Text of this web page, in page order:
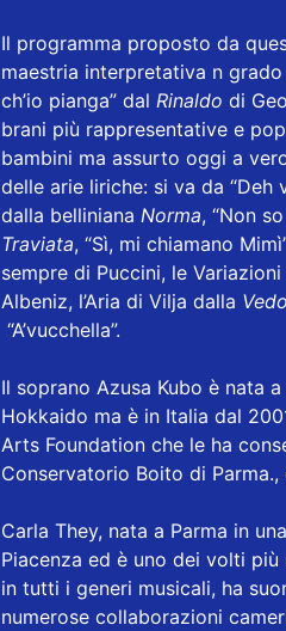
Il programma proposto da
maestria interpretativa n
ch’io pianga” dal Rinaldo di
brani più rappresentative e
bambini ma assurto oggi a
delle arie liriche: si va da “Deh
dalla belliniana Norma, “Non
Traviata, “Sì, mi chiamano
sempre di Puccini, le
Albeniz, l’Aria di Vilja dalla
“A’vucchella”.
Il soprano Azusa Kubo è nata
Hokkaido ma è in Italia dal
Arts Foundation che le ha
Conservatorio Boito di
Carla They, nata a Parma in
Piacenza ed è uno dei volti
in tutti i generi musicali, ha
numerose collaborazioni